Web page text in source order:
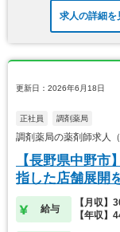
求人の詳細を
更新日：2026年6月18日
正社員 調剤薬局
調剤薬局の薬剤師求人
【長野県中野
指した店舗展開
給与
【月収】
【年収】